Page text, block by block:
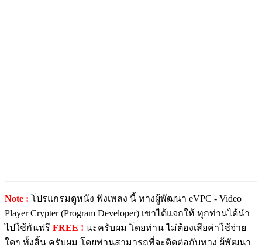
Note : โปรแกรมดูหนัง ฟังเพลง นี้ ทางผู้พัฒนา eVPC - Video
Player Crypter (Program Developer) เขาได้แจกให้ ทุกท่านได้นำ
ไปใช้กันฟรี FREE ! นะครับผม โดยท่าน ไม่ต้องเสียค่าใช้จ่าย
ใดๆ ทั้งสิ้น ครับผม โดยท่านสามารถที่จะติดต่อกับทาง ผู้พัฒนา